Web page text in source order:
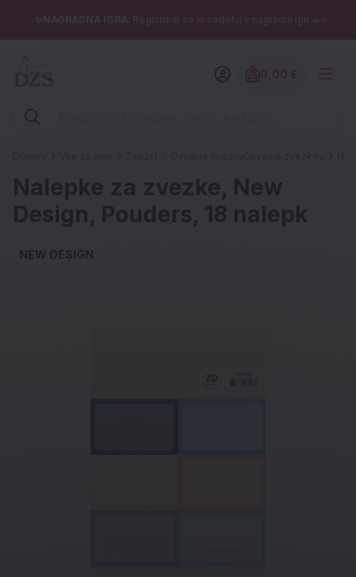
✨NAGRADNA IGRA : Registriraj se in sodeluj v nagradni igri 🚗✨
Vpišite iskalni niz (šolski zvezek, pero, kartuše ...)
Znesek
Nalepke za zvezke, New
Design, Pouders, 18 nalepk
NEW DESIGN